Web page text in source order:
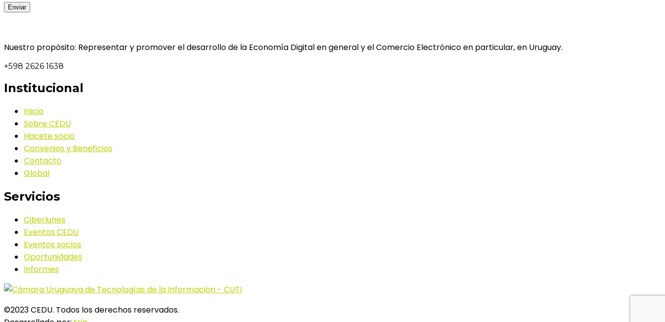
Nuestro propósito: Representar y promover el desarrollo de la Economía Digital en general y el Comercio Electrónico en particular, en Uruguay.
+598 2626 1638
Institucional
Inicio
Sobre CEDU
Hacete socio
Convenios y Beneficios
Contacto
Global
Servicios
Ciberlunes
Eventos CEDU
Eventos socios
Oportunidades
Informes
©2023 CEDU. Todos los derechos reservados.